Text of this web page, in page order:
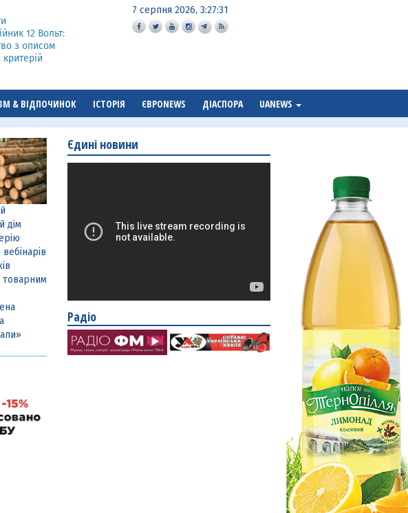
12 Вольт:
з описом
7 серпня 2026, 3:27:32
& ВІДПОЧИНОК ІСТОРІЯ ЄВРОNEWS ДІАСПОРА UANEWS
дім
товарним
Єдині новини
Радіо